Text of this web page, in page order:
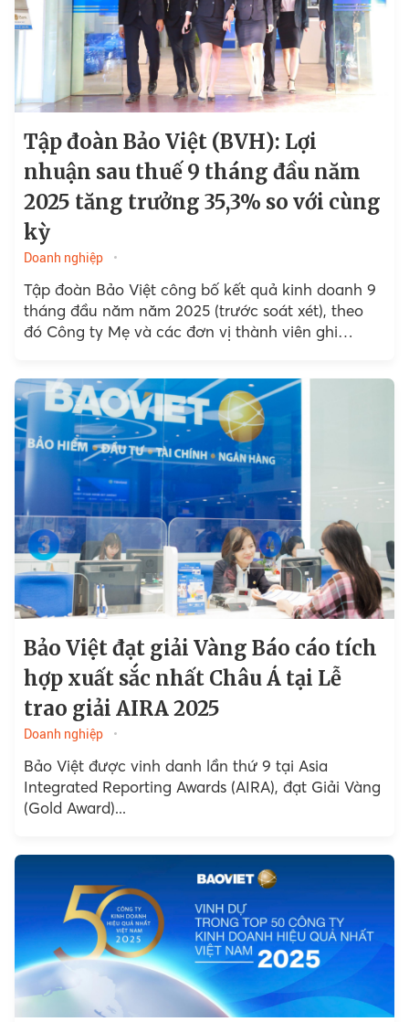
Tập đoàn Bảo Việt (BVH): Lợi
nhuận sau thuế 9 tháng đầu năm
2025 tăng trưởng 35,3% so với cùng
kỳ
Doanh nghiệp
Tập đoàn Bảo Việt công bố kết quả kinh doanh 9
tháng đầu năm năm 2025 (trước soát xét), theo
đó Công ty Mẹ và các đơn vị thành viên ghi
Bảo Việt đạt giải Vàng Báo cáo tích
hợp xuất sắc nhất Châu Á tại Lễ
trao giải AIRA 2025
Doanh nghiệp
Bảo Việt được vinh danh lần thứ 9 tại Asia
Integrated Reporting Awards (AIRA), đạt Giải Vàng
(Gold Award)...